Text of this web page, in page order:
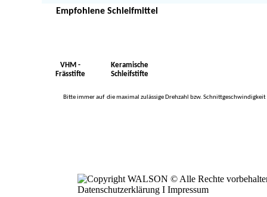
Empfohlene Schleifmittel
VHM -
Frässtifte
Bitte immer auf die maximal zulässige Drehzahl bzw.
Keramische
Schleifstifte